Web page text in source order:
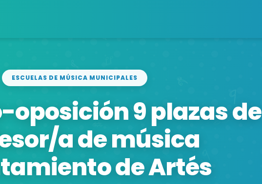
ESCUELAS DE MÚSICA MUNICIPALES
oposición 9 plazas de
a de música
de Artés